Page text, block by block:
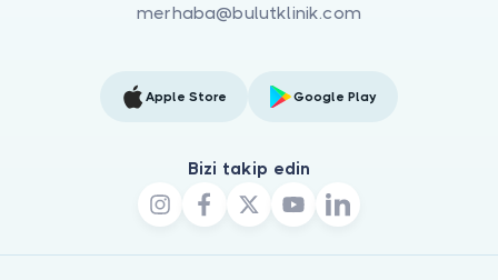
merhaba@bulutklinik.com
Apple Store Google Play
Bizi takip edin